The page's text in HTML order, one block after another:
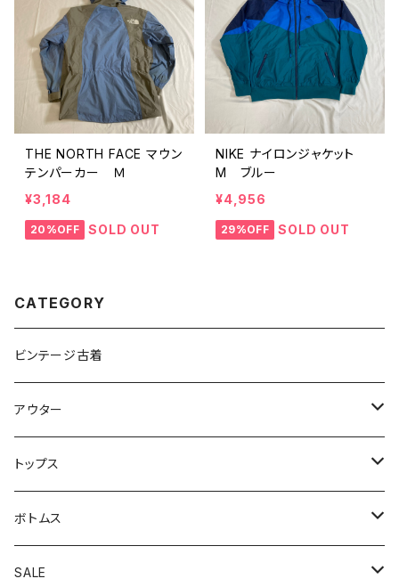
THE NORTH FACE マウン
テンパーカー Ｍ
¥3,184
20%OFF SOLD OUT
NIKE ナイロンジャケット
M ブルー
¥4,956
29%OFF SOLD OUT
CATEGORY
ビンテージ古着
アウター
アウトドアジャケット
カバーオール
コート
トップス
カーディガン
スウェット
ボトムス
オーバーオール
SALE